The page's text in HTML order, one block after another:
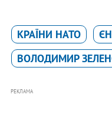
КРАЇНИ НАТО
ВОЛОДИМИР
РЕКЛАМА